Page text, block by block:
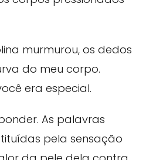
murmurou, os dedos
do meu corpo.
era especial.
As palavras
pela sensação